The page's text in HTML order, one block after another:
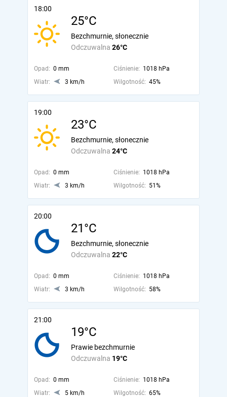
18:00
25°C
Odczuwalna 26°C
Bezchmurnie, słonecznie
Opad: 0 mm Ciśnienie: 1018 hPa
Wiatr:
3 km/h Wilgotność: 45%
19:00
23°C
Odczuwalna 24°C
Bezchmurnie, słonecznie
Opad: 0 mm Ciśnienie: 1018 hPa
Wiatr:
3 km/h Wilgotność: 51%
20:00
21°C
Odczuwalna 22°C
Bezchmurnie, słonecznie
Opad: 0 mm Ciśnienie: 1018 hPa
Wiatr:
3 km/h Wilgotność: 58%
21:00
19°C
Odczuwalna 19°C
Prawie bezchmurnie
Opad: 0 mm Ciśnienie: 1018 hPa
Wiatr:
5 km/h Wilgotność: 65%